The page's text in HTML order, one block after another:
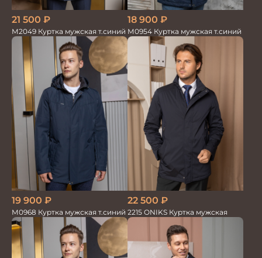
21 500 ₽
М2049 Куртка мужская т.синий
18 900 ₽
М0954 Куртка мужская т.синий
19 900 ₽
М0968 Куртка мужская т.синий
22 500 ₽
2215 ONIKS Куртка мужская